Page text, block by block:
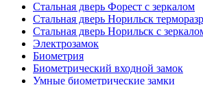
Стальная дверь Форест с зеркалом
Стальная дверь Норильск
Стальная дверь Норильск с
Электрозамок
Биометрия
Биометрический входной замок
Умные биометрические замки